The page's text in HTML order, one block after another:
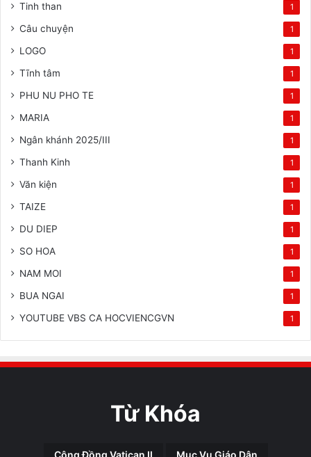
Tinh than 1
Câu chuyện 1
LOGO 1
Tĩnh tâm 1
PHU NU PHO TE 1
MARIA 1
Ngân khánh 2025/III 1
Thanh Kinh 1
Văn kiện 1
TAIZE 1
DU DIEP 1
SO HOA 1
NAM MOI 1
BUA NGAI 1
YOUTUBE VBS CA HOCVIENCGVN 1
Từ Khóa
Công Đồng Vatican II Mục Vụ Giáo Dân